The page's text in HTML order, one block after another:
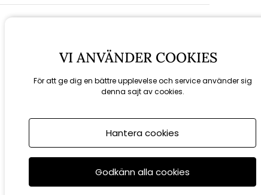
VI ANVÄNDER COOKIES
För att ge dig en bättre upplevelse och service använder sig
denna sajt av cookies.
Hantera cookies
Godkänn alla cookies